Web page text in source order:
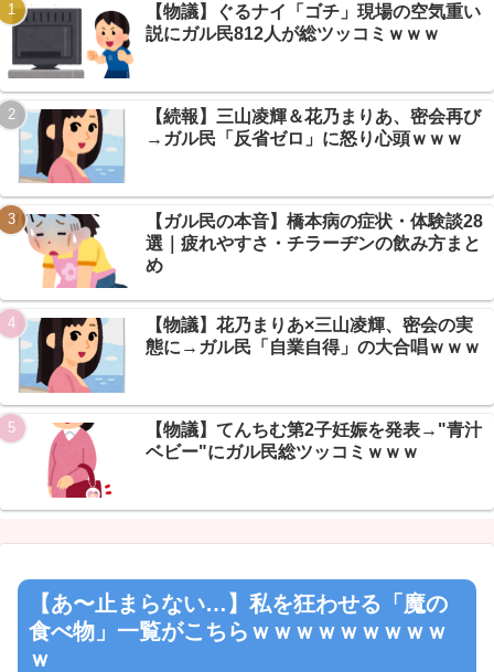
Powered by livedoor 相互RSS
【悲報】 玉川徹さん、警官の発泡での包丁男死亡に「絶対に死刑
にならない罪なのに警察が死刑にした！」 → 元警官のマジレスが
コチラ → ………
【人工障がい者】 甥(28)「両親が亡くなったんで僕のこと引き取
ってほしいんですけど！」なんでいい年したヒキニートを引き取ら
なきゃいけないんだ... NEW!
ニコニコ老人会、既に大荒れｗｗｗはりーシ↑↑↑、おえちゃん
↓↓↓、高田VS加藤決闘カード登場
【画像】 Netflix版『リボンの騎士』、とんでもない事になるｗｗ
ｗｗｗ NEW!
Powered by livedoor 相互RSS
【物議】ぐるナイ「ゴチ」現場の空気重い
説にガル民812人が総ツッコミｗｗｗ
【続報】三山凌輝＆花乃まりあ、密会再び
→ガル民「反省ゼロ」に怒り心頭ｗｗｗ
【ガル民の本音】橋本病の症状・体験談28
選｜疲れやすさ・チラーヂンの飲み方まと
め
【物議】花乃まりあ×三山凌輝、密会の実
態に→ガル民「自業自得」の大合唱ｗｗｗ
【物議】てんちむ第2子妊娠を発表→"青汁
ベビー"にガル民総ツッコミｗｗｗ
【あ〜止まらない…】私を狂わせる「魔の
食べ物」一覧がこちらｗｗｗｗｗｗｗｗｗ
ｗ